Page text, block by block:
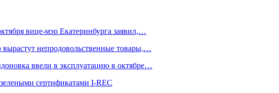
вице-мэр Екатеринбурга заявил,…
вырастут непродовольственные товары,…
ввели в эксплуатацию в октябре…
сертификатами I-REC